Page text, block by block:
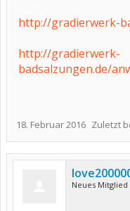
http://gradierwerk-
http://gradierwerk-
badsalzungen.de/
18. Februar 2016 Zuletzt
Neues Mitglied